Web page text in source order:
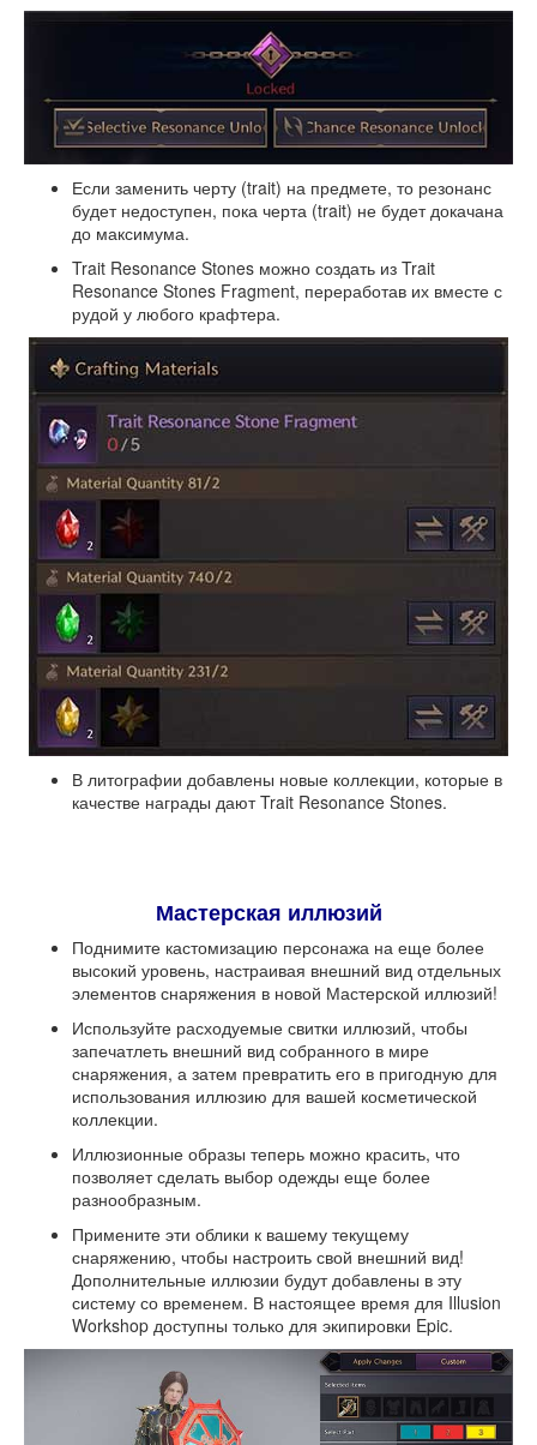
Если заменить черту (trait) на предмете, то резонанс
будет недоступен, пока черта (trait) не будет докачана
до максимума.
Trait Resonance Stones можно создать из Trait
Resonance Stones Fragment, переработав их вместе с
рудой у любого крафтера.
В литографии добавлены новые коллекции, которые в
качестве награды дают Trait Resonance Stones.
Мастерская иллюзий
Поднимите кастомизацию персонажа на еще более
высокий уровень, настраивая внешний вид отдельных
элементов снаряжения в новой Мастерской иллюзий!
Используйте расходуемые свитки иллюзий, чтобы
запечатлеть внешний вид собранного в мире
снаряжения, а затем превратить его в пригодную для
использования иллюзию для вашей косметической
коллекции.
Иллюзионные образы теперь можно красить, что
позволяет сделать выбор одежды еще более
разнообразным.
Примените эти облики к вашему текущему
снаряжению, чтобы настроить свой внешний вид!
Дополнительные иллюзии будут добавлены в эту
систему со временем. В настоящее время для Illusion
Workshop доступны только для экипировки Epic.